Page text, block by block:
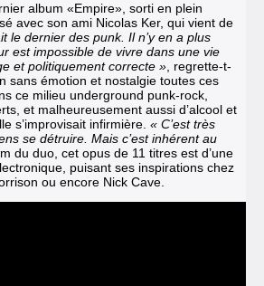
album «Empire», sorti en plein
avec son ami Nicolas Ker, qui vient de
le dernier des punk. Il n’y en a plus
est impossible de vivre dans une vie
et politiquement correcte », regrette-t-
sans émotion et nostalgie toutes ces
ce milieu underground punk-rock,
et malheureusement aussi d’alcool et
s’improvisait infirmière. « C’est très
se détruire. Mais c’est inhérent au
du duo, cet opus de 11 titres est d’une
puisant ses inspirations chez
ou encore Nick Cave.